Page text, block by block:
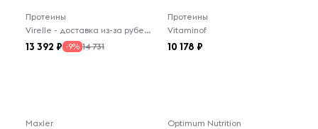
Протеины
Virelle - доставка из-за рубежа
13 392 -9% 14 731
Протеины
Vitaminof
10 178
Maxler
Optimum Nutrition